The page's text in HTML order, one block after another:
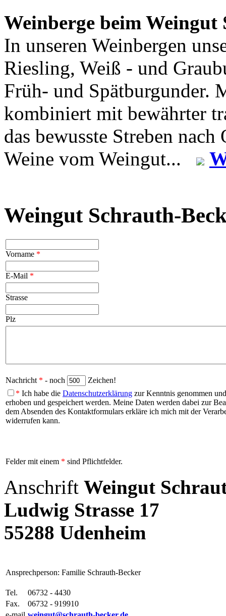
Weinberge beim Weingut
In unseren Weinbergen
Riesling, Weiß - und
Früh- und Spätburgunder.
kombiniert mit bewährter
das bewusste Streben
Weine vom Weingut...
Weingut Schrauth-
Vorname *
E-Mail *
Strasse
Plz
Nachricht * - noch
Zeichen!
* Ich habe die Datenschutzerklärung zur Kenntnis genommen
erhoben und gespeichert werden. Meine Daten werden dabei zur
dem Absenden des Kontaktformulars erkläre ich mich mit der
widerrufen kann.
Felder mit einem * sind Pflichtfelder.
Anschrift Weingut
Ludwig Strasse 17
55288 Udenheim
Ansprechperson: Familie Schrauth-Becker
Tel.
06732 - 4430
Fax.
06732 - 919910